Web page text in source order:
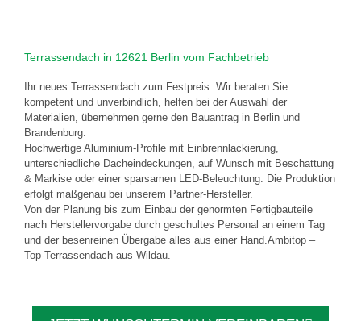
Terrassendach in 12621 Berlin vom Fachbetrieb
Ihr neues Terrassendach zum Festpreis. Wir beraten Sie
kompetent und unverbindlich, helfen bei der Auswahl der
Materialien, übernehmen gerne den Bauantrag in Berlin und
Brandenburg.
Hochwertige Aluminium-Profile mit Einbrennlackierung,
unterschiedliche Dacheindeckungen, auf Wunsch mit Beschattung
& Markise oder einer sparsamen LED-Beleuchtung. Die Produktion
erfolgt maßgenau bei unserem Partner-Hersteller.
Von der Planung bis zum Einbau der genormten Fertigbauteile
nach Herstellervorgabe durch geschultes Personal an einem Tag
und der besenreinen Übergabe alles aus einer Hand.Ambitop –
Top-Terrassendach aus Wildau.